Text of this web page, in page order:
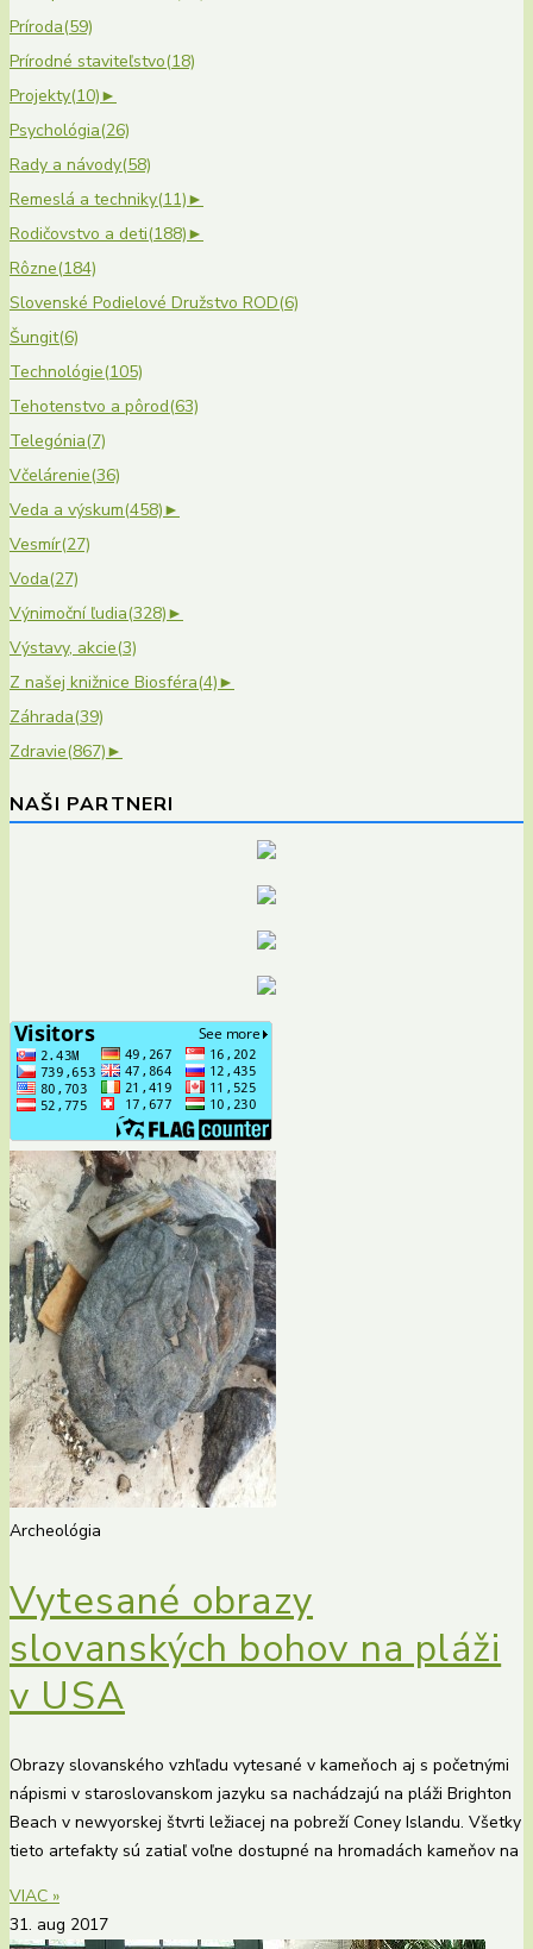
Príroda(59)
Prírodné staviteľstvo(18)
Projekty(10)►
Psychológia(26)
Rady a návody(58)
Remeslá a techniky(11)►
Rodičovstvo a deti(188)►
Rôzne(184)
Slovenské Podielové Družstvo ROD(6)
Šungit(6)
Technológie(105)
Tehotenstvo a pôrod(63)
Telegónia(7)
Včelárenie(36)
Veda a výskum(458)►
Vesmír(27)
Voda(27)
Výnimoční ľudia(328)►
Výstavy, akcie(3)
Z našej knižnice Biosféra(4)►
Záhrada(39)
Zdravie(867)►
NAŠI PARTNERI
Archeológia
Vytesané obrazy
slovanských bohov na pláži
v USA
Obrazy slovanského vzhľadu vytesané v kameňoch aj s početnými
nápismi v staroslovanskom jazyku sa nachádzajú na pláži Brighton
Beach v newyorskej štvrti ležiacej na pobreží Coney Islandu. Všetky
tieto artefakty sú zatiaľ voľne dostupné na hromadách kameňov na
VIAC »
31. aug 2017